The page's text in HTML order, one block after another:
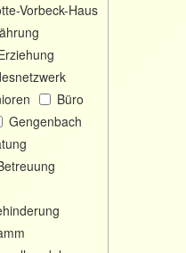
Vorbeck-Haus
Büro
Gengenbach